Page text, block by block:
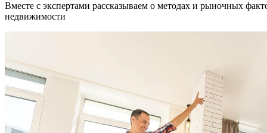
Вместе с экспертами рассказываем о методах и рыночных факторах, которые помогут снизить стоимость
недвижимости